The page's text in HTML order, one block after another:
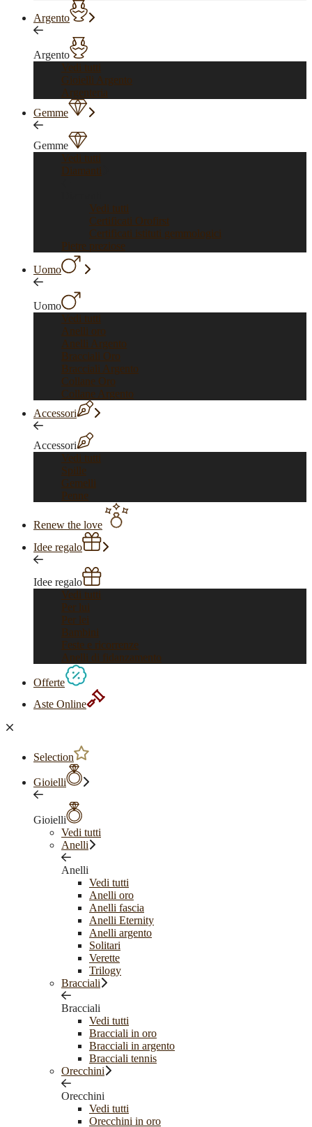
Argento
Argento
Vedi tutti
Gioielli Argento
Argenteria
Gemme
Gemme
Vedi tutti
Diamanti
Vedi tutti
Certificati Orofirst
Certificati istituti gemmologici
Pietre preziose
Uomo
Uomo
Vedi tutti
Anelli oro
Anelli Argento
Bracciali Oro
Bracciali Argento
Collane Oro
Collane Argento
Accessori
Accessori
Vedi tutti
Spille
Gemelli
Penne
Renew the love
Idee regalo
Idee regalo
Vedi tutti
Per lui
Per lei
Bambini
Feste e ricorrenze
Anelli di fidanzamento
Offerte
Aste Online
Selection
Gioielli
Gioielli
Vedi tutti
Anelli
Anelli
Vedi tutti
Anelli oro
Anelli fascia
Anelli Eternity
Anelli argento
Solitari
Verette
Trilogy
Bracciali
Bracciali
Vedi tutti
Bracciali in oro
Bracciali in argento
Bracciali tennis
Orecchini
Orecchini
Vedi tutti
Orecchini in oro